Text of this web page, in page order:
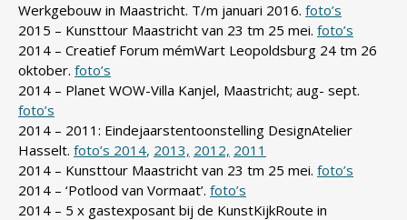
Werkgebouw in Maastricht. T/m januari 2016. foto’s
2015 – Kunsttour Maastricht van 23 tm 25 mei. foto’s
2014 – Creatief Forum mémWart Leopoldsburg 24 tm 26
oktober. foto’s
2014 – Planet WOW-Villa Kanjel, Maastricht; aug- sept.
foto’s
2014 – 2011: Eindejaarstentoonstelling DesignAtelier
Hasselt. foto’s 2014, 2013, 2012, 2011
2014 – Kunsttour Maastricht van 23 tm 25 mei. foto’s
2014 – ‘Potlood van Vormaat’. foto’s
2014 – 5 x gastexposant bij de KunstKijkRoute in